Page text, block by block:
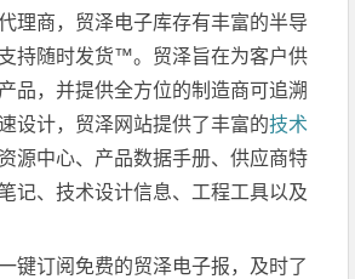
理商，贸泽电子库存有丰富的半导
持随时发货™。贸泽旨在为客户供
品，并提供全方位的制造商可追溯
设计，贸泽网站提供了丰富的技术
源中心、产品数据手册、供应商特
记、技术设计信息、工程工具以及
键订阅免费的贸泽电子报，及时了